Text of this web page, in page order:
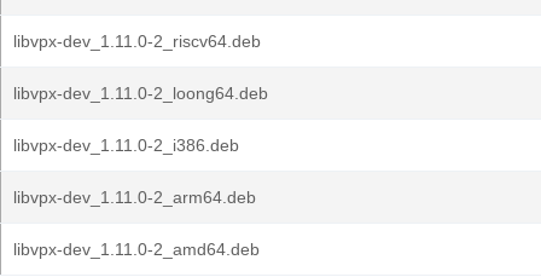
libvpx-dev_1.11.0-2_riscv64.deb
libvpx-dev_1.11.0-2_loong64.deb
libvpx-dev_1.11.0-2_i386.deb
libvpx-dev_1.11.0-2_arm64.deb
libvpx-dev_1.11.0-2_amd64.deb